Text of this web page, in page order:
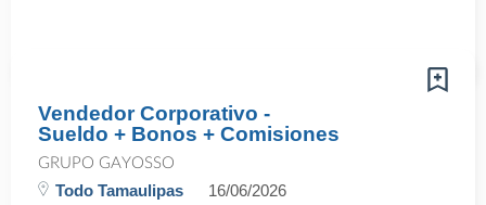
Vendedor Corporativo -
Sueldo + Bonos + Comisiones
GRUPO GAYOSSO
Todo Tamaulipas 16/06/2026